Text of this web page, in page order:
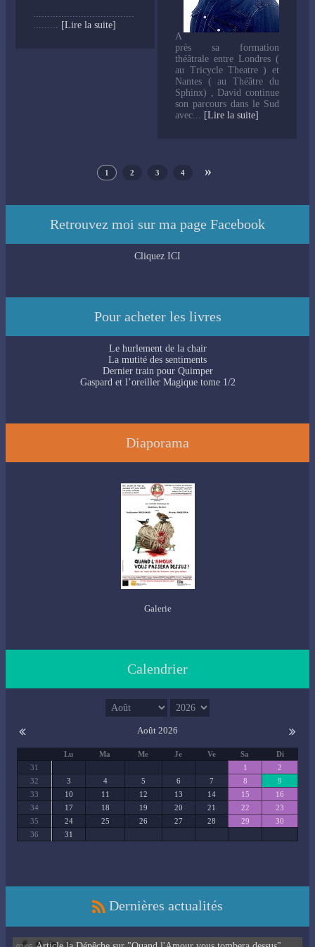
[Lire la suite]
A
près sa formation
théâtrale entre Londres (
au Tricycle Theatre ) et
Nantes ( au Théâtre du
Sphinx) , David continue
son parcours dans le Sud
avec...
[Lire la suite]
1 2 3 4 »
Retrouvez moi sur ma page Facebook
Cliquez ICI
Pour acheter les livres
Le hurlement de la chair
La mutité des sentiments
Dernier train pour Quimper
Gaspard et l’oreiller Magique tome 1/2
Diaporama
Galerie
Calendrier
Août 2026
Lu Ma Me Je Ve Sa
Di
31
1
2
32
3 4 5 6 7 8
9
33
10 11 12 13 14 15
16
34
17 18 19 20 21 22
23
35
24 25 26 27 28 29
30
36
31
Dernières actualités